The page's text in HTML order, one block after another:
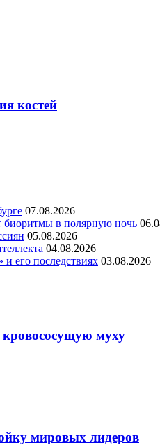
костей
07.08.2026
биоритмы в полярную ночь
05.08.2026
04.08.2026
его последствиях 03.08.2026
муху
мировых лидеров